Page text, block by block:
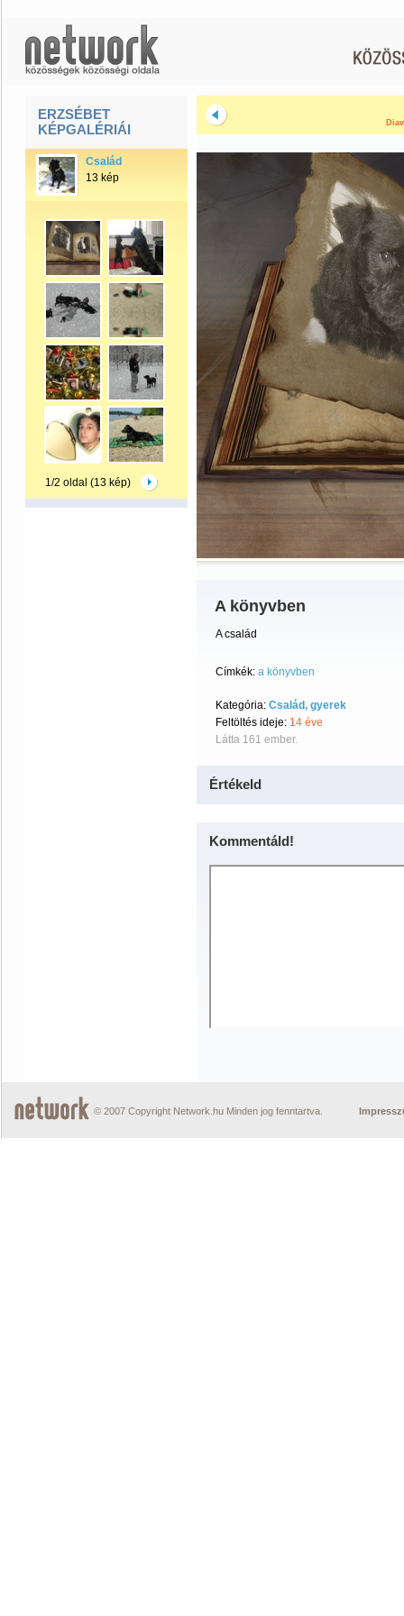
ERZSÉBET
KÉPGALÉRIÁI
Család
13 kép
1/2 oldal (13 kép)
A könyvben
A család
Címkék: a könyvben
Kategória: Család, gyerek
Feltöltés ideje: 14 éve
Látta 161 ember.
Értékeld
Kommentáld!
© 2007 Copyright Network.hu Minden jog fenntartva.